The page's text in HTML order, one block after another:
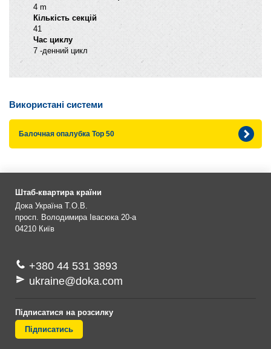
4 m
Кількість секцій
41
Час циклу
7 -денний цикл
Використані системи
Балочная опалубка Top 50
Штаб-квартира країни
Дока Україна Т.О.В.
просп. Володимира Івасюка 20-а
04210 Київ
+380 44 531 3893
ukraine@doka.com
Підписатися на розсилку
Підписатись